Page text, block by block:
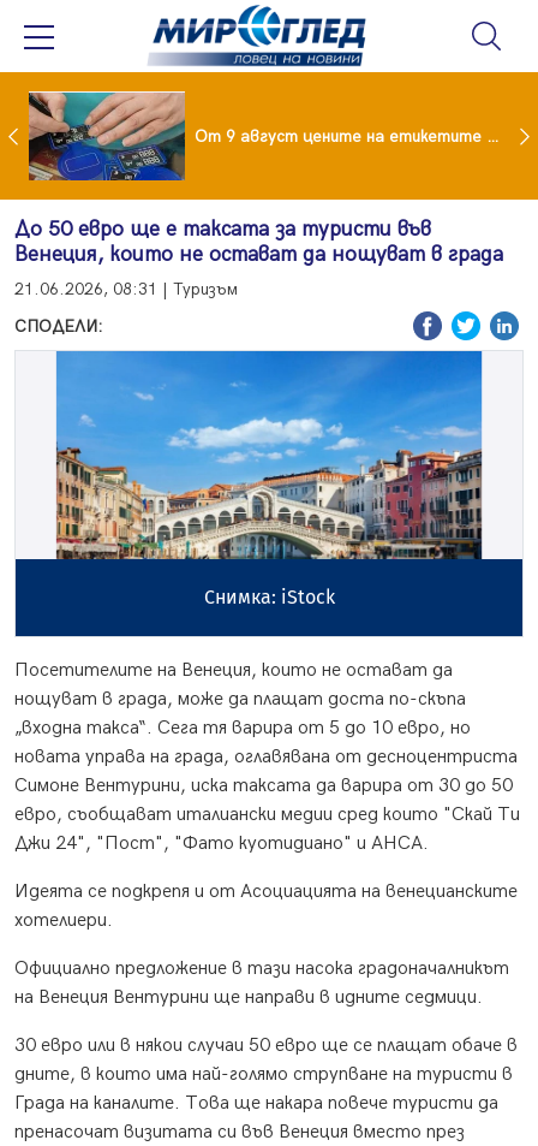
Проект за изграждане на 13-етажна "мегаджамия" разгневи жителите на Лондон От 9 август цените на етикетите само в евро
До 50 евро ще е таксата за туристи във
Венеция, които не остават да нощуват в града
21.06.2026, 08:31 | Туризъм
СПОДЕЛИ:
Снимка: iStock
Посетителите на Венеция, които не остават да
нощуват в града, може да плащат доста по-скъпа
„входна такса“. Сега тя варира от 5 до 10 евро, но
новата управа на града, оглавявана от десноцентриста
Симоне Вентурини, иска таксата да варира от 30 до 50
евро, съобщават италиански медии сред които "Скай Ти
Джи 24", "Пост", "Фато куотидиано" и АНСА.
Идеята се подкрепя и от Асоциацията на венецианските
хотелиери.
Официално предложение в тази насока градоначалникът
на Венеция Вентурини ще направи в идните седмици.
30 евро или в някои случаи 50 евро ще се плащат обаче в
дните, в които има най-голямо струпване на туристи в
Града на каналите. Това ще накара повече туристи да
пренасочат визитата си във Венеция вместо през